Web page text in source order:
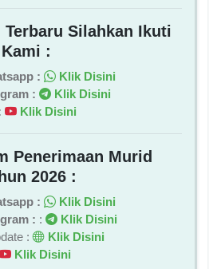
Silahkan Ikuti
:
:
Klik Disini
:
Klik Disini
Klik Disini
Penerimaan Murid
2026 :
:
Klik Disini
: :
Klik Disini
:
Klik Disini
Klik Disini